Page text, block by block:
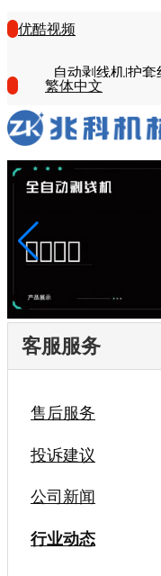
优酷视频
自动剥线机|护
繁体中文
客服服务
售后服务
投诉建议
公司新闻
行业动态